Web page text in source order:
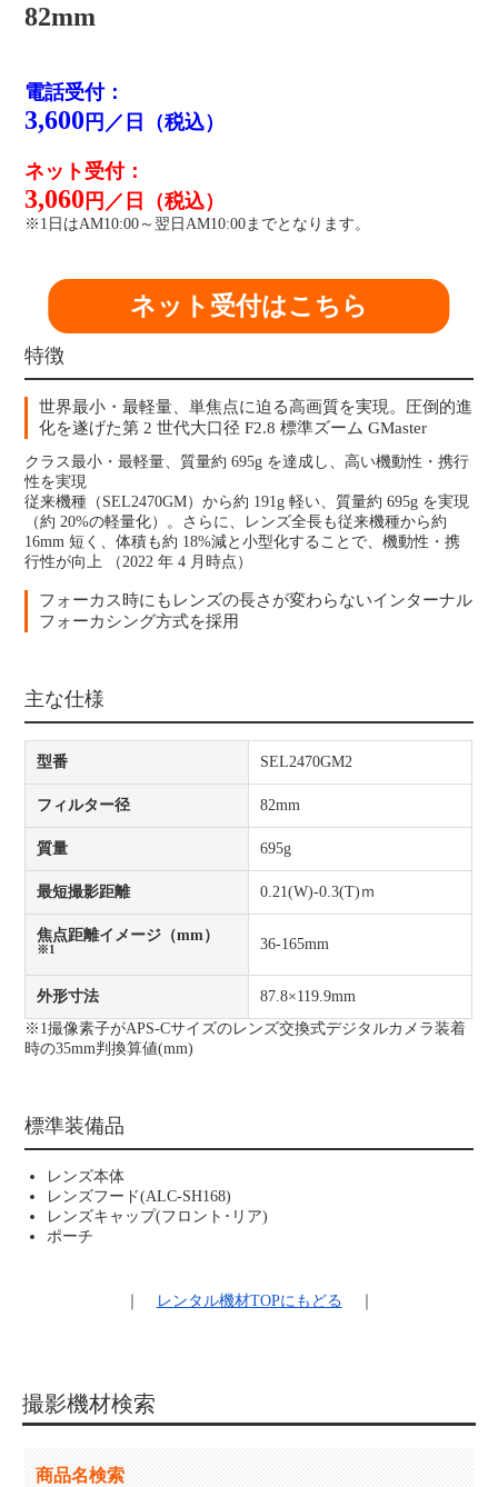
82mm
電話受付：
3,600 円／日（税込）
ネット受付：
3,060 円／日（税込）
※1日はAM10:00～翌日AM10:00までとなります。
ネット受付はこちら
特徴
世界最小・最軽量、単焦点に迫る高画質を実現。圧倒的進
化を遂げた第 2 世代大口径 F2.8 標準ズーム GMaster
クラス最小・最軽量、質量約 695g を達成し、高い機動性・携行
性を実現
従来機種（SEL2470GM）から約 191g 軽い、質量約 695g を実現
（約 20%の軽量化）。さらに、レンズ全長も従来機種から約
16mm 短く、体積も約 18%減と小型化することで、機動性・携
行性が向上 （2022 年 4 月時点）
フォーカス時にもレンズの長さが変わらないインターナル
フォーカシング方式を採用
主な仕様
型番 SEL2470GM2
フィルター径 82mm
質量 695g
最短撮影距離 0.21(W)-0.3(T)ｍ
焦点距離イメージ（mm）
※1 36-165mm
外形寸法
87.8×119.9mm
※1撮像素子がAPS-Cサイズのレンズ交換式デジタルカメラ装着
時の35mm判換算値(mm)
標準装備品
レンズ本体
レンズフード(ALC-SH168)
レンズキャップ(フロント･リア)
ポーチ
レンタル機材TOPにもどる
撮影機材検索
商品名検索